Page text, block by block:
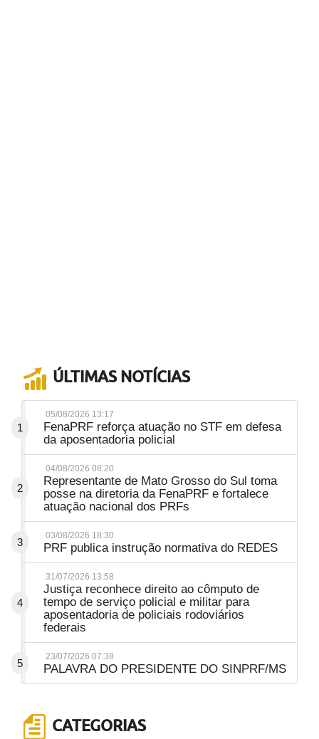
ÚLTIMAS NOTÍCIAS
1
05/08/2026 13:17
FenaPRF reforça atuação no STF em defesa
da aposentadoria policial
2
04/08/2026 08:20
Representante de Mato Grosso do Sul toma
posse na diretoria da FenaPRF e fortalece
atuação nacional dos PRFs
3
03/08/2026 18:30
PRF publica instrução normativa do REDES
4
31/07/2026 13:58
Justiça reconhece direito ao cômputo de
tempo de serviço policial e militar para
aposentadoria de policiais rodoviários
federais
5
23/07/2026 07:38
PALAVRA DO PRESIDENTE DO SINPRF/MS
CATEGORIAS